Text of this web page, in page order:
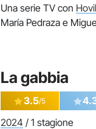
Una serie TV con
María Pedraza e
La gabbia
3.5/5
2024 / 1 stagione